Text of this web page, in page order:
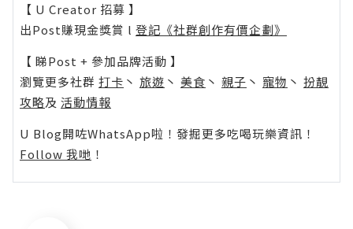
【 U Creator 招募 】
出Post賺現金獎賞 l 登記《社群創作有價企劃》
【 睇Post + 參加品牌活動 】
瀏覽更多社群 打卡 丶 旅遊 丶 美食 丶 親子 丶 寵物 丶 扮靚
攻略及 活動情報
U Blog開咗WhatsApp啦！發掘更多吃喝玩樂資訊！
Follow 我哋 ！